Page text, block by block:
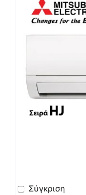
Σύγκριση